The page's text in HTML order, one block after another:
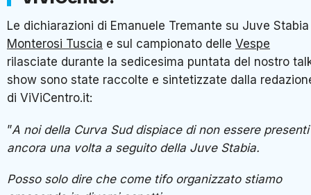
Le dichiarazioni di Emanuele Tremante su Juve Stabia
Monterosi Tuscia e sul campionato delle Vespe
rilasciate durante la sedicesima puntata del nostro
show sono state raccolte e sintetizzate dalla
di ViViCentro.it:
”A noi della Curva Sud dispiace di non essere presenti
ancora una volta a seguito della Juve Stabia.
Posso solo dire che come tifo organizzato stiamo